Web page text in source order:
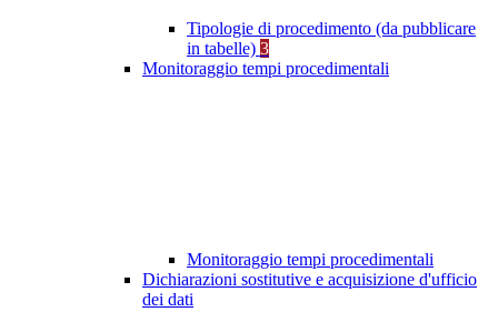
Tipologie di procedimento (da pubblicare
in tabelle) 3
Monitoraggio tempi procedimentali
Monitoraggio tempi procedimentali
Dichiarazioni sostitutive e acquisizione d'ufficio
dei dati